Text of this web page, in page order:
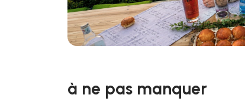
à ne pas manquer